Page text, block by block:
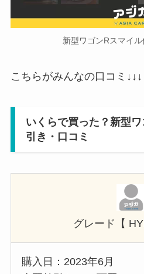
新型ワゴンRスマイ
こちらがみんなの口コミ↓↓↓
いくらで買った？ 新型
引き・口コミ
グレード【
購入日：2023年6月